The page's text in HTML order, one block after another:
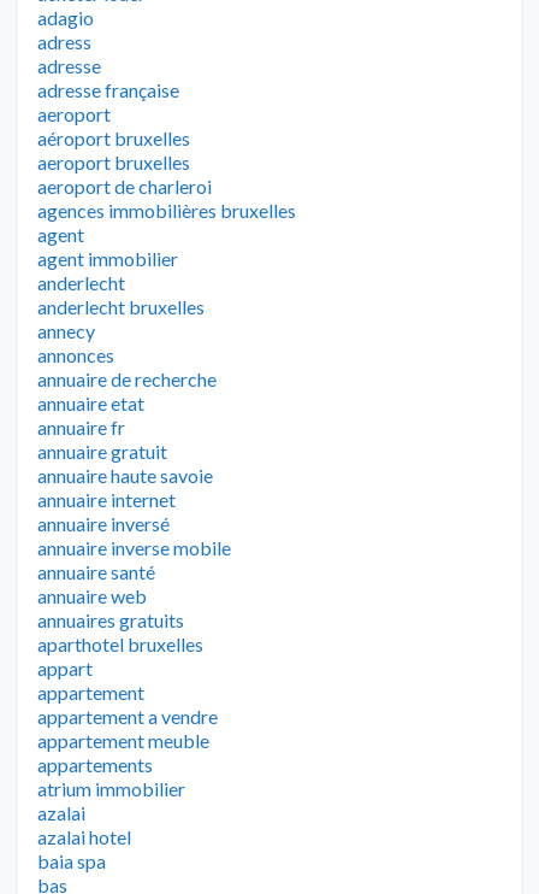
adagio
adress
adresse
adresse française
aeroport
aéroport bruxelles
aeroport bruxelles
aeroport de charleroi
agences immobilières bruxelles
agent
agent immobilier
anderlecht
anderlecht bruxelles
annecy
annonces
annuaire de recherche
annuaire etat
annuaire fr
annuaire gratuit
annuaire haute savoie
annuaire internet
annuaire inversé
annuaire inverse mobile
annuaire santé
annuaire web
annuaires gratuits
aparthotel bruxelles
appart
appartement
appartement a vendre
appartement meuble
appartements
atrium immobilier
azalai
azalai hotel
baia spa
bas